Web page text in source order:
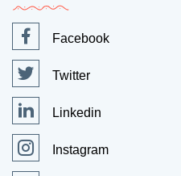
Facebook
Twitter
Linkedin
Instagram